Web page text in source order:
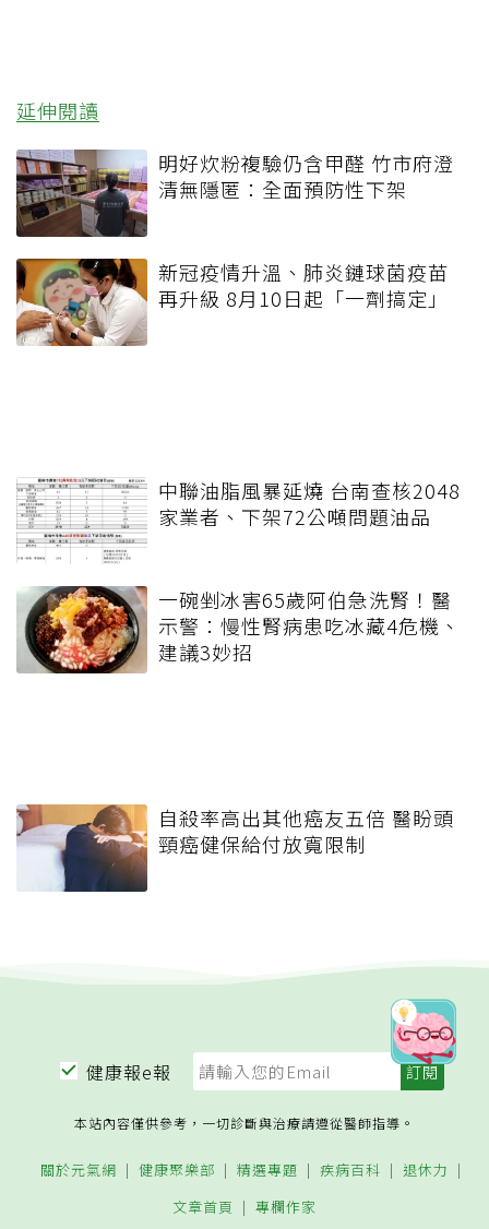
延伸閱讀
明好炊粉複驗仍含甲醛 竹市府澄
清無隱匿：全面預防性下架
新冠疫情升溫、肺炎鏈球菌疫苗
再升級 8月10日起「一劑搞定」
中聯油脂風暴延燒 台南查核2048
家業者、下架72公噸問題油品
一碗剉冰害65歲阿伯急洗腎！醫
示警：慢性腎病患吃冰藏4危機、
建議3妙招
自殺率高出其他癌友五倍 醫盼頭
頸癌健保給付放寬限制
健康報e報
本站內容僅供參考，一切診斷與治療請遵從醫師指導。
關於元氣網 健康聚樂部 精選專題 疾病百科
退休力
文章首頁
專欄作家